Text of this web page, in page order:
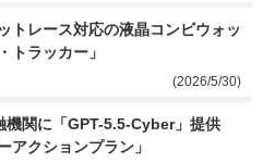
トレース対応の液晶コンビウォッ
トラッカー」
(2026/5/30)
機関に「GPT-5.5-Cyber」提供
アクションプラン」